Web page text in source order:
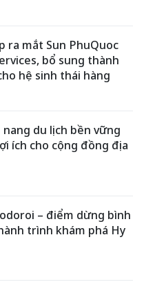
ra mắt Sun PhuQuoc
bổ sung thành
hệ sinh thái hàng
nang du lịch bền vững
ích cho cộng đồng địa
– điểm dừng bình
trình khám phá Hy